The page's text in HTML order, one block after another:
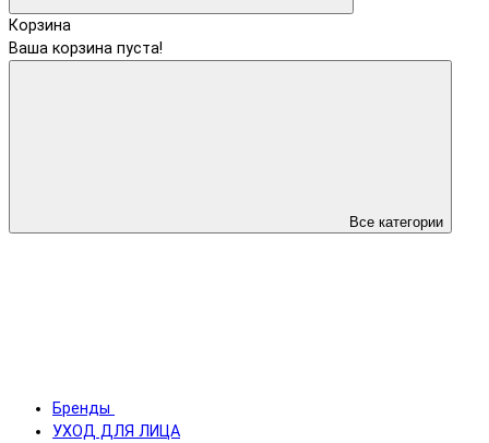
Корзина
Ваша корзина пуста!
Все категории
Бренды
УХОД ДЛЯ ЛИЦА